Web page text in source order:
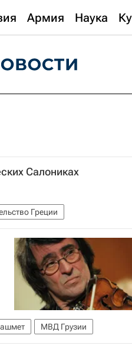
Армия Наука
Салониках
Греции
МВД Грузии